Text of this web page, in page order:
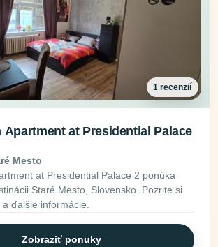
1 recenzií
Apartment at Presidential Palace
Mesto
at Presidential Palace 2 ponúka
Staré Mesto, Slovensko. Pozrite si
ďalšie informácie.
Zobraziť ponuky